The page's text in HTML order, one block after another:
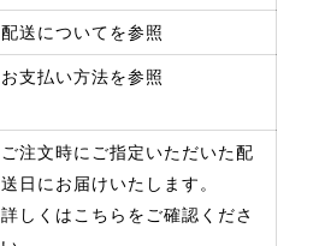
配送についてを参照
お支払い方法を参照
ご注文時にご指定いただいた配
送日にお届けいたします。
詳しくはこちら をご確認くださ